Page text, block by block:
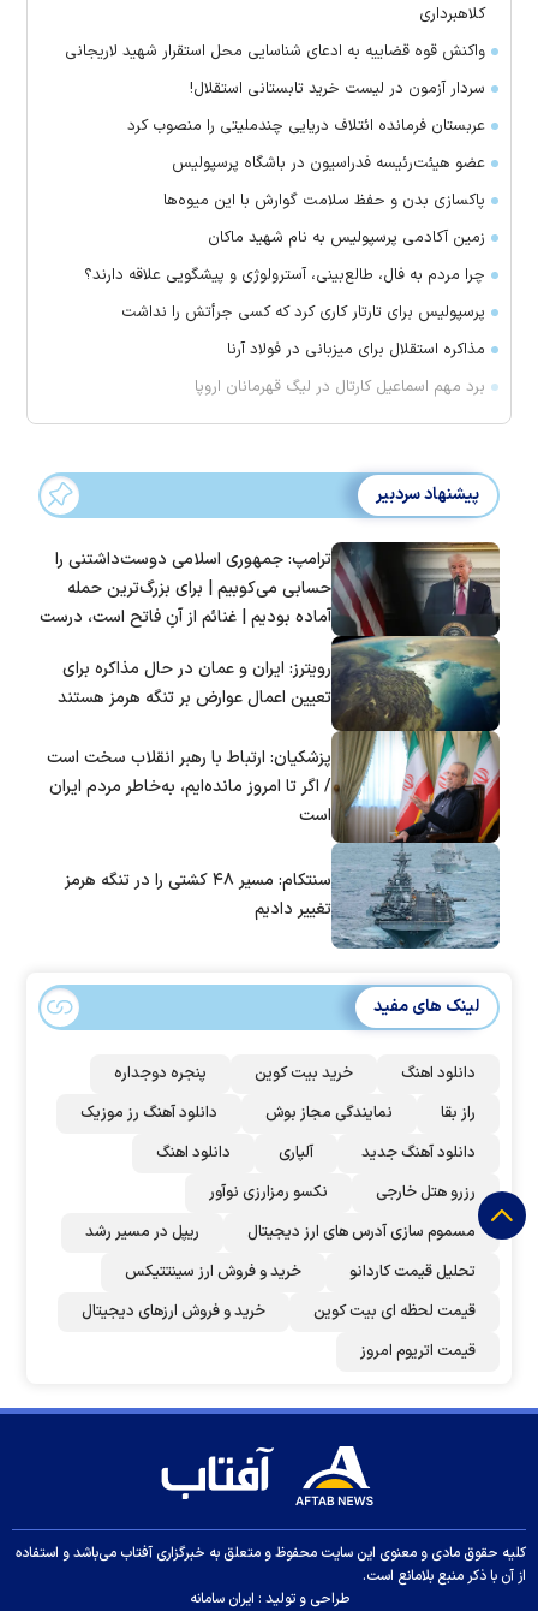
کلاهبرداری
واکنش قوه قضاییه به ادعای شناسایی محل استقرار شهید لاریجانی
سردار آزمون در لیست خرید تابستانی استقلال!
عربستان فرمانده ائتلاف دریایی چندملیتی را منصوب کرد
عضو هیئت‌رئیسه فدراسیون در باشگاه پرسپولیس
پاکسازی بدن و حفظ سلامت گوارش با این میوه‌ها
زمین آکادمی پرسپولیس به نام شهید ماکان
چرا مردم به فال، طالع‌بینی، آسترولوژی و پیشگویی علاقه دارند؟
پرسپولیس برای تارتار کاری کرد که کسی جرأتش را نداشت
مذاکره استقلال برای میزبانی در فولاد آرنا
برد مهم اسماعیل کارتال در لیگ قهرمانان اروپا
پیشنهاد سردبیر
ترامپ: جمهوری اسلامی دوست‌داشتنی را
حسابی می‌کوبیم | برای بزرگ‌ترین حمله
آماده بودیم | غنائم از آنِ فاتح است، درست
رویترز: ایران و عمان در حال مذاکره برای
تعیین اعمال عوارض بر تنگه هرمز هستند
پزشکیان: ارتباط با رهبر انقلاب سخت است
/ اگر تا امروز مانده‌ایم، به‌خاطر مردم ایران
است
سنتکام: مسیر ۴۸ کشتی را در تنگه هرمز
تغییر دادیم
لینک های مفید
دانلود اهنگ خرید بیت کوین
پنجره دوجداره
راز بقا
نمایندگی مجاز بوش
دانلود آهنگ رز‌ موزیک
دانلود آهنگ جدید
آلپاری
دانلود اهنگ
رزرو هتل خارجی
نکسو رمزارزی نوآور
مسموم سازی آدرس های ارز دیجیتال
ریپل در مسیر رشد
تحلیل قیمت کاردانو
خرید و فروش ارز سینتتیکس
قیمت لحظه ای بیت کوین
خرید و فروش ارزهای دیجیتال
قیمت اتریوم امروز
کلیه حقوق مادی و معنوی این سایت محفوظ و متعلق به خبرگزاری آفتاب می‌باشد و استفاده
از آن با ذکر منبع بلامانع است.
طراحی و تولید : ایران سامانه